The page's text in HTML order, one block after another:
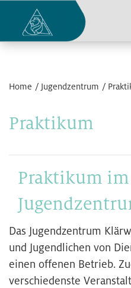
Home Jugendzentrum
Praktikum
Praktikum im
Das Jugendzentrum
und Jugendlichen von
einen offenen Betrieb.
verschiedenste